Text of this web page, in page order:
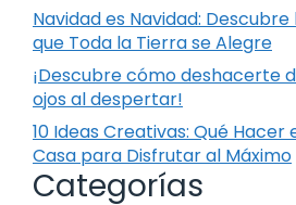
Navidad es Navidad:
que Toda la Tierra se Alegre
¡Descubre cómo deshacerte
ojos al despertar!
10 Ideas Creativas: Qué
Casa para Disfrutar al Máximo
Categorías